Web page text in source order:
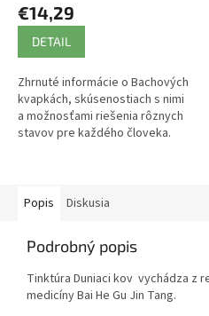
€14,29
DETAIL
Zhrnuté informácie o Bachových
kvapkách, skúsenostiach s nimi
a možnosťami riešenia rôznych
stavov pre každého človeka.
Popis Diskusia
Podrobný popis
Tinktúra Duniaci kov vychádza z
medicíny Bai He Gu Jin Tang.